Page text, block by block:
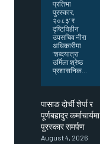
प्रतिभा
पुरस्कार,
२०८३’ र
दृष्टिविहीन
उपसचिव नीरा
अधिकारीमा
‘शब्दयात्रा
उर्मिला श्रेष्ठ
प्रशासनिक...
पासाङ दोर्ची शेर्पा र
पूर्णबहादुर कर्माचार्यमा
पुरस्कार समर्पण
August 4, 2026